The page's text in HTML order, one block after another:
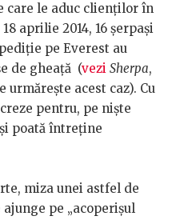
care le aduc clienților în
aprilie 2014, 16 șerpași
pe Everest au
de gheață (vezi Sherpa,
acest caz). Cu
pentru, pe niște
poată întreține
miza unei astfel de
pe „acoperișul